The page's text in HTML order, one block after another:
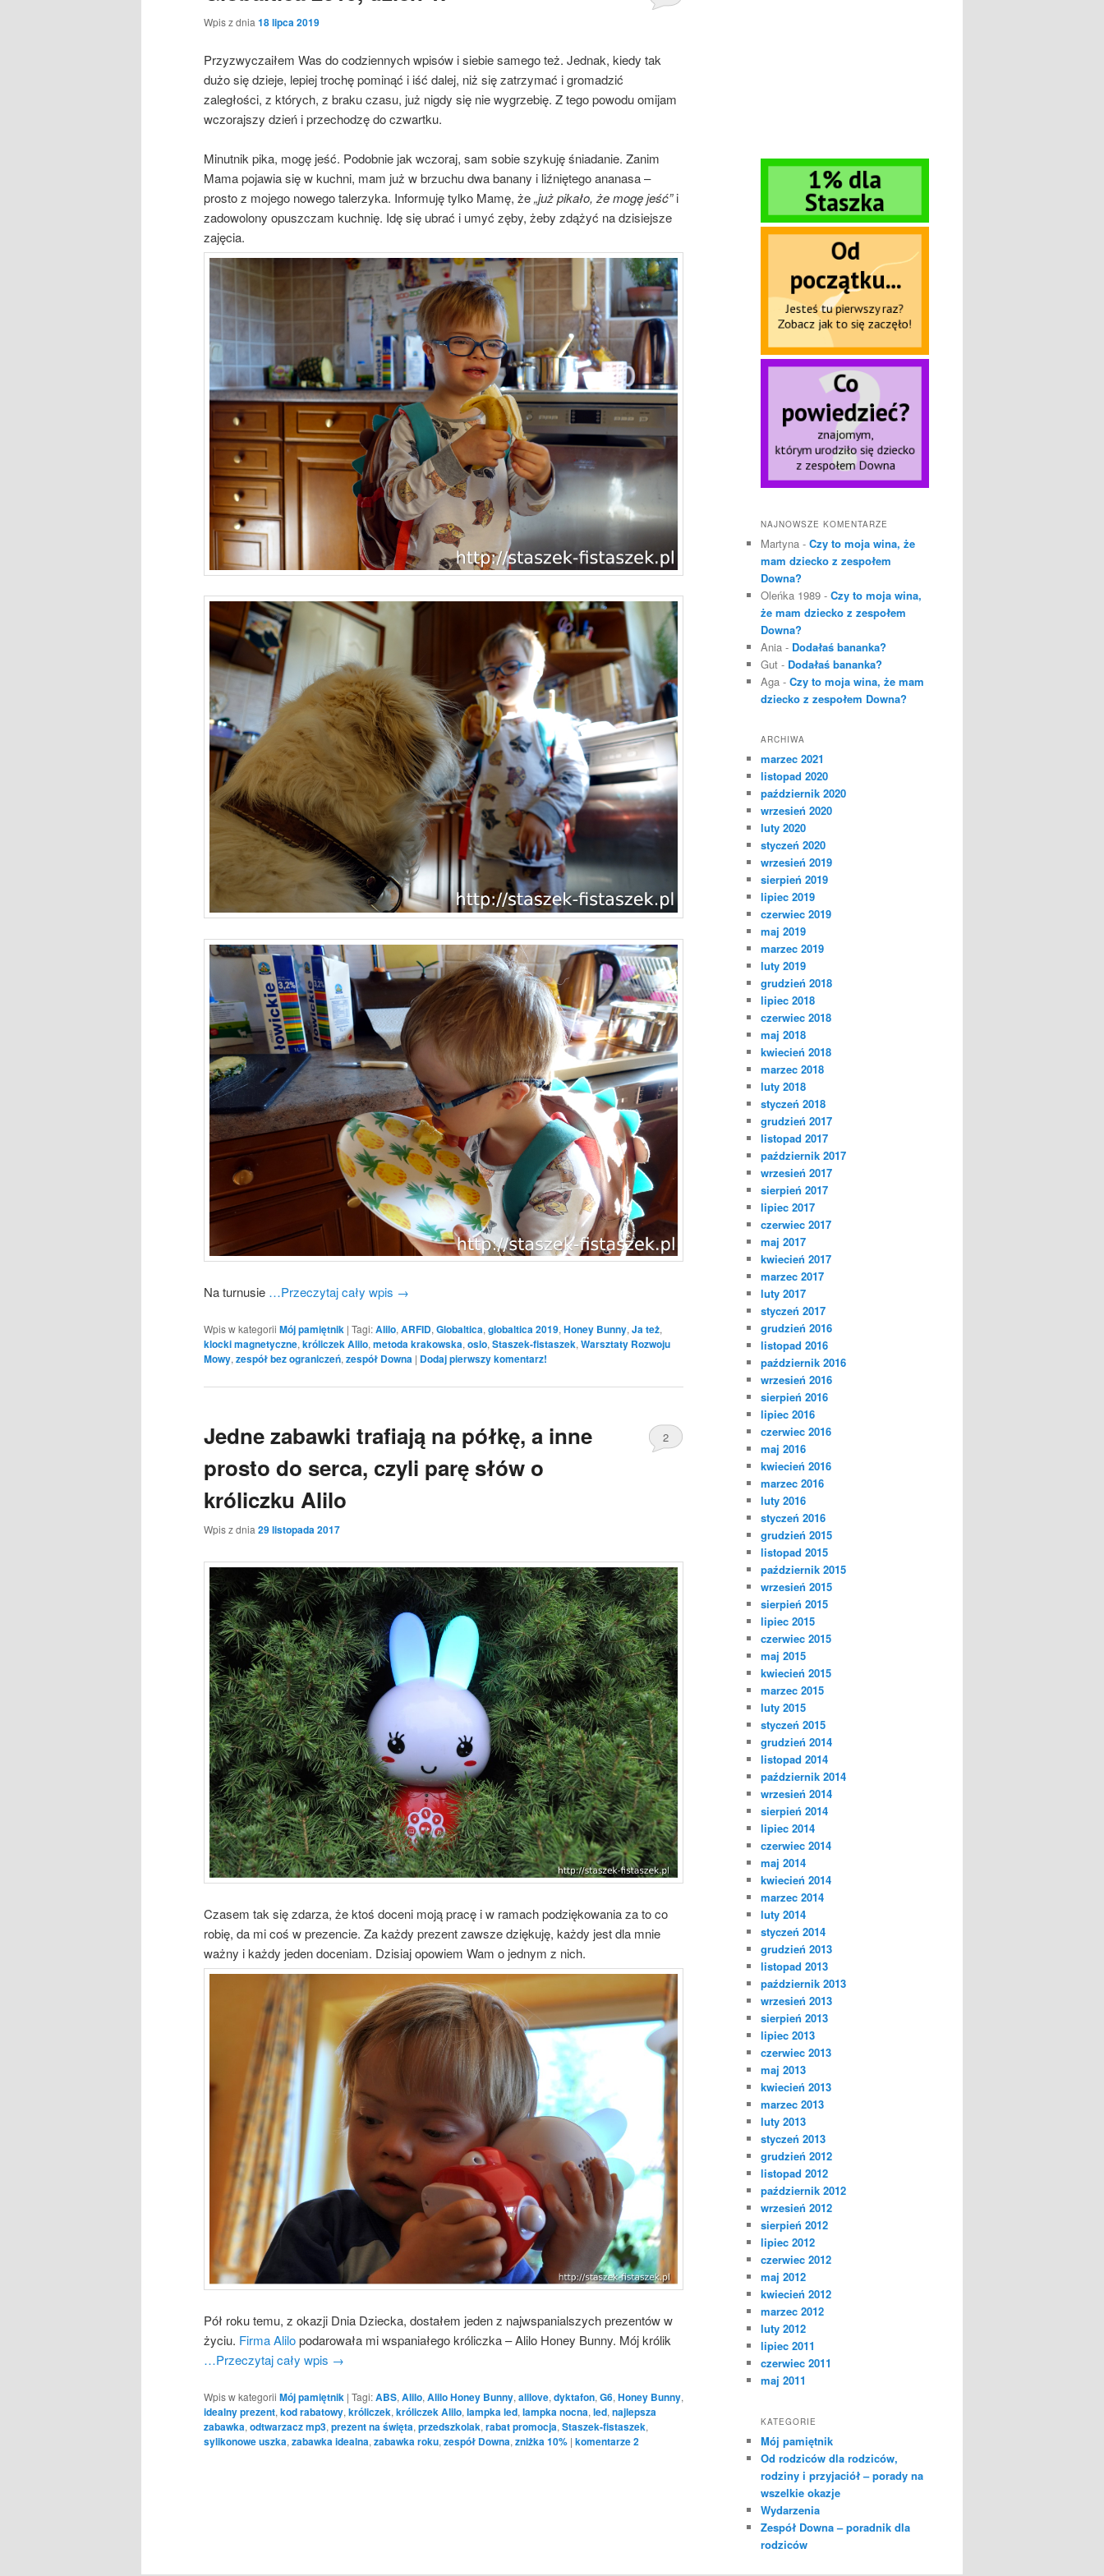
Wpis z dnia 18 lipca 2019
Przyzwyczaiłem Was do codziennych wpisów i siebie samego też. Jednak, kiedy tak
dużo się dzieje, lepiej trochę pominąć i iść dalej, niż się zatrzymać i gromadzić
zaległości, z których, z braku czasu, już nigdy się nie wygrzebię. Z tego powodu omijam
wczorajszy dzień i przechodzę do czwartku.
Minutnik pika, mogę jeść. Podobnie jak wczoraj, sam sobie szykuję śniadanie. Zanim
Mama pojawia się w kuchni, mam już w brzuchu dwa banany i liźniętego ananasa –
prosto z mojego nowego talerzyka. Informuję tylko Mamę, że„już pikało, że mogę jeść”i
zadowolony opuszczam kuchnię. Idę się ubrać i umyć zęby, żeby zdążyć na dzisiejsze
zajęcia.
Na turnusie …Przeczytaj cały wpis →
Wpis w kategorii Mój pamiętnik | Tagi:Alilo, ARFID, Globaltica, globaltica 2019, Honey Bunny, Ja też,
klocki magnetyczne, króliczek Alilo, metoda krakowska, oslo, Staszek-fistaszek, Warsztaty Rozwoju
Mowy, zespół bez ograniczeń, zespół Downa | Dodaj pierwszy komentarz!
Jedne zabawki trafiają na półkę, a inne
prosto do serca, czyli parę słów o
króliczku Alilo
Wpis z dnia 29 listopada 2017
2
Czasem tak się zdarza, że ktoś doceni moją pracę i w ramach podziękowania za to co
robię, da mi coś w prezencie. Za każdy prezent zawsze dziękuję, każdy jest dla mnie
ważny i każdy jeden doceniam. Dzisiaj opowiem Wam o jednym z nich.
Pół roku temu, z okazji Dnia Dziecka, dostałem jeden z najwspanialszych prezentów w
życiu. Firma Alilopodarowała mi wspaniałego króliczka – Alilo Honey Bunny. Mój królik
…Przeczytaj cały wpis →
Wpis w kategorii Mój pamiętnik | Tagi:ABS, Alilo, Alilo Honey Bunny, alilove, dyktafon, G6, Honey Bunny,
idealny prezent, kod rabatowy, króliczek, króliczek Alilo, lampka led, lampka nocna, led, najlepsza
zabawka, odtwarzacz mp3, prezent na święta, przedszkolak, rabat promocja, Staszek-fistaszek,
sylikonowe uszka, zabawka idealna, zabawka roku, zespół Downa, zniżka 10% | komentarze2
NAJNOWSZE KOMENTARZE
Martyna - Czy to moja wina, że
mam dziecko z zespołem
Downa?
Oleńka 1989 - Czy to moja wina,
że mam dziecko z zespołem
Downa?
Ania - Dodałaś bananka?
Gut - Dodałaś bananka?
Aga - Czy to moja wina, że mam
dziecko z zespołem Downa?
ARCHIWA
marzec 2021
listopad 2020
październik 2020
wrzesień 2020
luty 2020
styczeń 2020
wrzesień 2019
sierpień 2019
lipiec 2019
czerwiec 2019
maj 2019
marzec 2019
luty 2019
grudzień 2018
lipiec 2018
czerwiec 2018
maj 2018
kwiecień 2018
marzec 2018
luty 2018
styczeń 2018
grudzień 2017
listopad 2017
październik 2017
wrzesień 2017
sierpień 2017
lipiec 2017
czerwiec 2017
maj 2017
kwiecień 2017
marzec 2017
luty 2017
styczeń 2017
grudzień 2016
listopad 2016
październik 2016
wrzesień 2016
sierpień 2016
lipiec 2016
czerwiec 2016
maj 2016
kwiecień 2016
marzec 2016
luty 2016
styczeń 2016
grudzień 2015
listopad 2015
październik 2015
wrzesień 2015
sierpień 2015
lipiec 2015
czerwiec 2015
maj 2015
kwiecień 2015
marzec 2015
luty 2015
styczeń 2015
grudzień 2014
listopad 2014
październik 2014
wrzesień 2014
sierpień 2014
lipiec 2014
czerwiec 2014
maj 2014
kwiecień 2014
marzec 2014
luty 2014
styczeń 2014
grudzień 2013
listopad 2013
październik 2013
wrzesień 2013
sierpień 2013
lipiec 2013
czerwiec 2013
maj 2013
kwiecień 2013
marzec 2013
luty 2013
styczeń 2013
grudzień 2012
listopad 2012
październik 2012
wrzesień 2012
sierpień 2012
lipiec 2012
czerwiec 2012
maj 2012
kwiecień 2012
marzec 2012
luty 2012
lipiec 2011
czerwiec 2011
maj 2011
KATEGORIE
Mój pamiętnik
Od rodziców dla rodziców,
rodziny i przyjaciół – porady na
wszelkie okazje
Wydarzenia
Zespół Downa – poradnik dla
rodziców